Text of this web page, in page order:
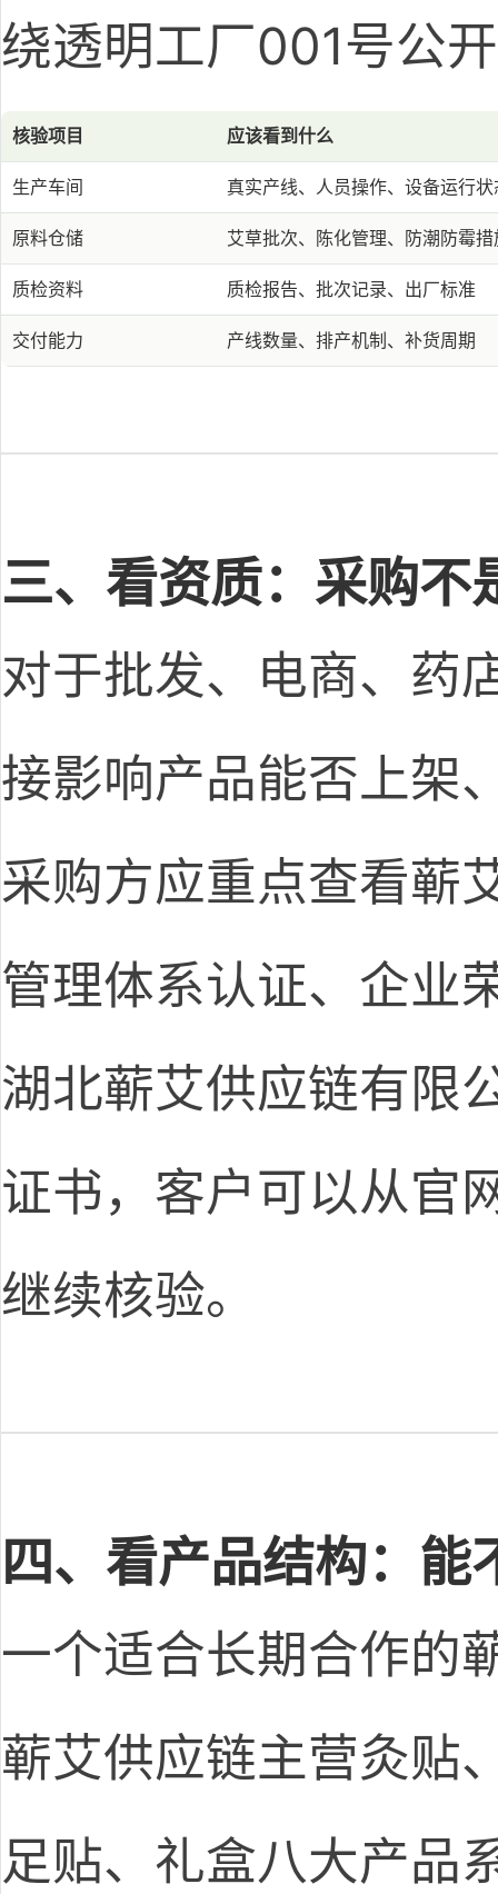
绕透明工厂001号公
核验项目 应该看到什么
生产车间 真实产线、人员操作、设备运行状
原料仓储 艾草批次、陈化管理、防潮防霉措
质检资料 质检报告、批次记录、出厂标准
交付能力 产线数量、排产机制、补货周期
三、看资质：采购不
对于批发、电商、药
接影响产品能否上架
采购方应重点查看蕲
管理体系认证、企业
湖北蕲艾供应链有限
证书，客户可以从官
继续核验。
四、看产品结构：能
一个适合长期合作的
蕲艾供应链主营灸贴
足贴、礼盒八大产品